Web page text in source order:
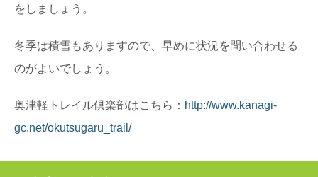
をしましょう。
冬季は積雪もありますので、早めに状況を問い合わせる
のがよいでしょう。
奥津軽トレイル倶楽部はこちら： http://www.kanagi-
gc.net/okutsugaru_trail/